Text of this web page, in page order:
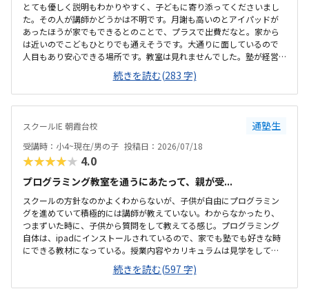
とても優しく説明もわかりやすく、子どもに寄り添ってくださいまし
た。その人が講師かどうかは不明です。月謝も高いのとアイパッドが
あったほうが家でもできるとのことで、プラスで出費だなと。家から
は近いのでこどもひとりでも通えそうです。大通りに面しているので
人目もあり安心できる場所です。教室は見れませんでした。塾が経営
しているとのことで塾の方の教室は少し覗けました。建物自体が古い
感じでした。週1で15,000円は高いように思いました。もう少し回数を
増やしてもらうか、下げてもらえると助かります。説明してくれた方
はとても説明がわかりやすく、こどもに寄り添ってくださいました。
続きを読む(283 字)
スクールIE 朝霞台校 通塾生
受講時：小4~現在/男の子 投稿日：2026/07/18
★★★★★ 4.0
プログラミング教室を通うにあたって、親が受...
スクールの方針なのかよくわからないが、子供が自由にプログラミン
グを進めていて積極的には講師が教えていない。わからなかったり、
つまずいた時に、子供から質問をして教えてる感じ。プログラミング
自体は、ipadにインストールされているので、家でも塾でも好きな時
にできる教材になっている。授業内容やカリキュラムは見学をしてい
ないので子供の話だが、積極的に講師が教えていないみたい。月1回は
プログラミングで作ったものを発表すると聞いていたが、実施してな
いみたい。駅からは徒歩ですぐ来れる距離で、一本道だから迷うこと
続きを読む(597 字)